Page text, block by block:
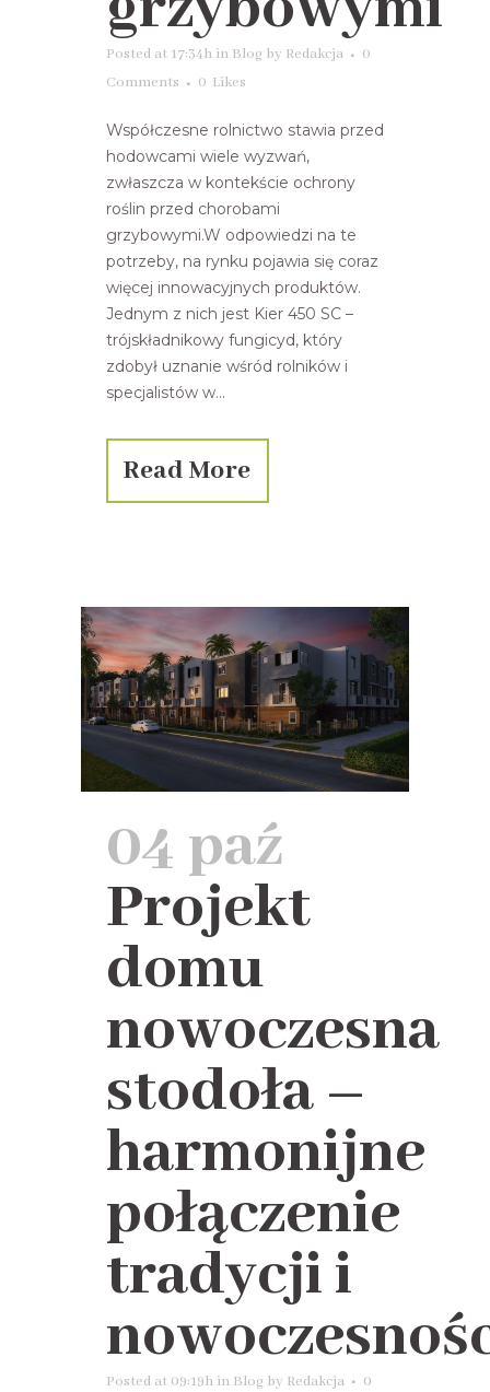
Posted at 17:34h in Blog by Redakcja
0
Comments
0 Likes
Współczesne rolnictwo stawia przed
hodowcami wiele wyzwań,
zwłaszcza w kontekście ochrony
roślin przed chorobami
grzybowymi.W odpowiedzi na te
potrzeby, na rynku pojawia się coraz
więcej innowacyjnych produktów.
Jednym z nich jest Kier 450 SC –
trójskładnikowy fungicyd, który
zdobył uznanie wśród rolników i
specjalistów w...
Read More
04 paź
Projekt
domu
nowoczesna
stodoła –
harmonijne
połączenie
tradycji i
Posted at 09:19h in Blog by Redakcja
0